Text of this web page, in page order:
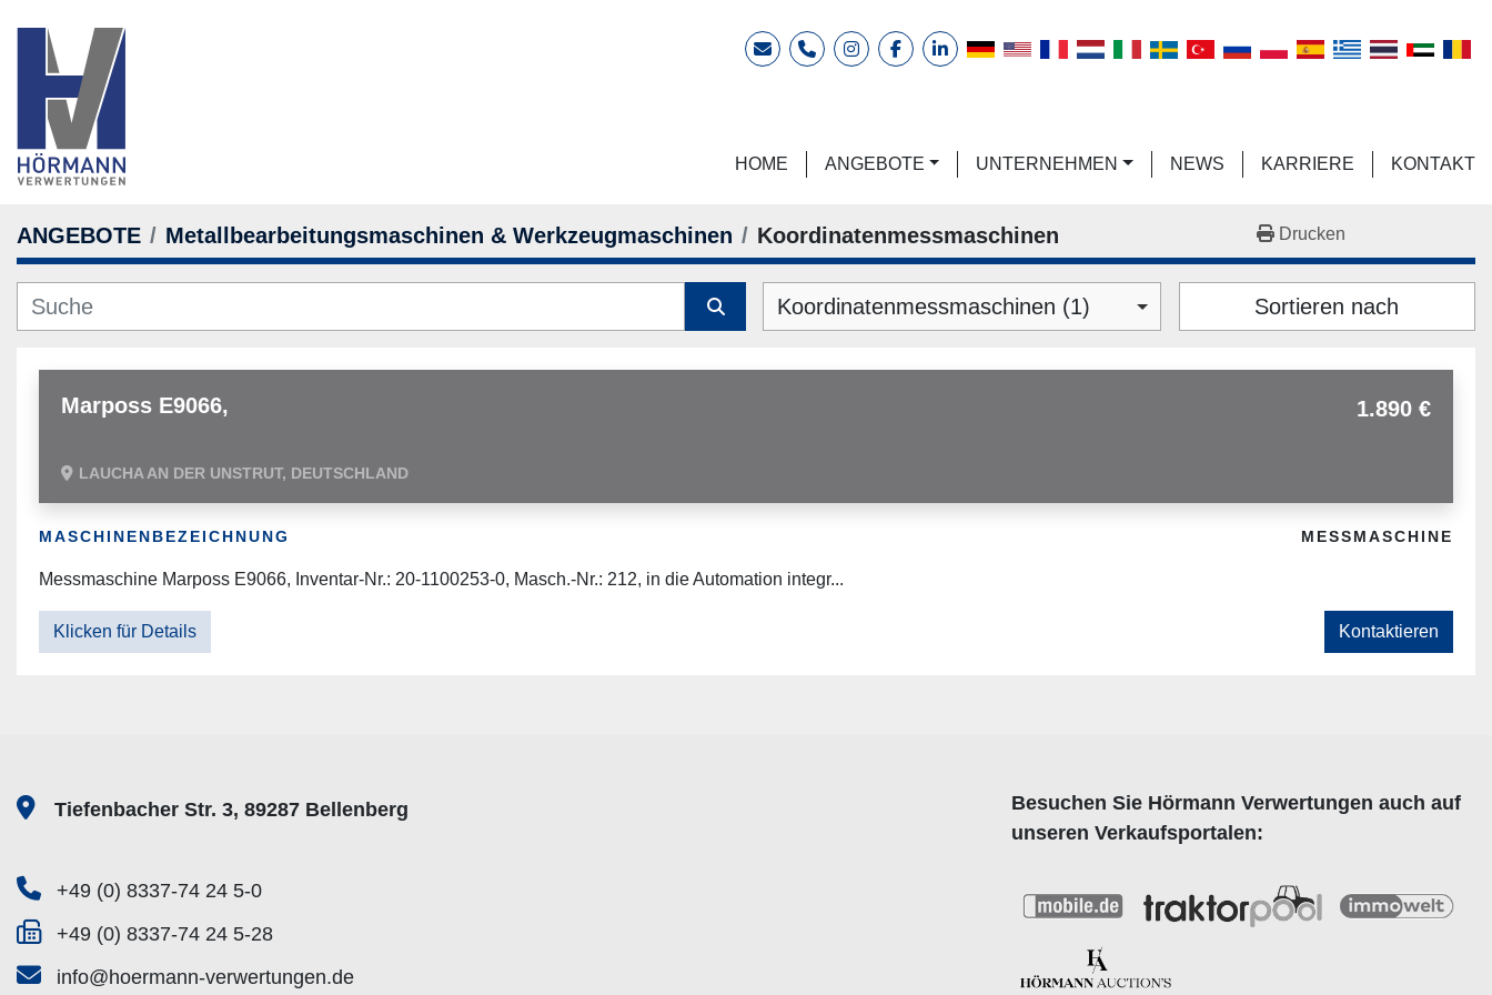
E-MailTelefoninstagramfacebooklinkedin
HOME ANGEBOTE UNTERNEHMEN NEWS KARRIERE KONTAKT
ANGEBOTE Metallbearbeitungsmaschinen & Werkzeugmaschinen Koordinatenmessmaschinen Drucken
Koordinatenmessmaschinen (1) Sortieren nach
Marposs E9066,
LAUCHA AN DER UNSTRUT, DEUTSCHLAND
1.890 €
MASCHINENBEZEICHNUNG MESSMASCHINE
Messmaschine Marposs E9066, Inventar-Nr.: 20-1100253-0, Masch.-Nr.: 212, in die Automation integr...
Klicken für Details Kontaktieren
Tiefenbacher Str. 3, 89287 Bellenberg
+49 (0) 8337-74 24 5-0
+49 (0) 8337-74 24 5-28
info@hoermann-verwertungen.de
Besuchen Sie Hörmann Verwertungen auch auf
unseren Verkaufsportalen: